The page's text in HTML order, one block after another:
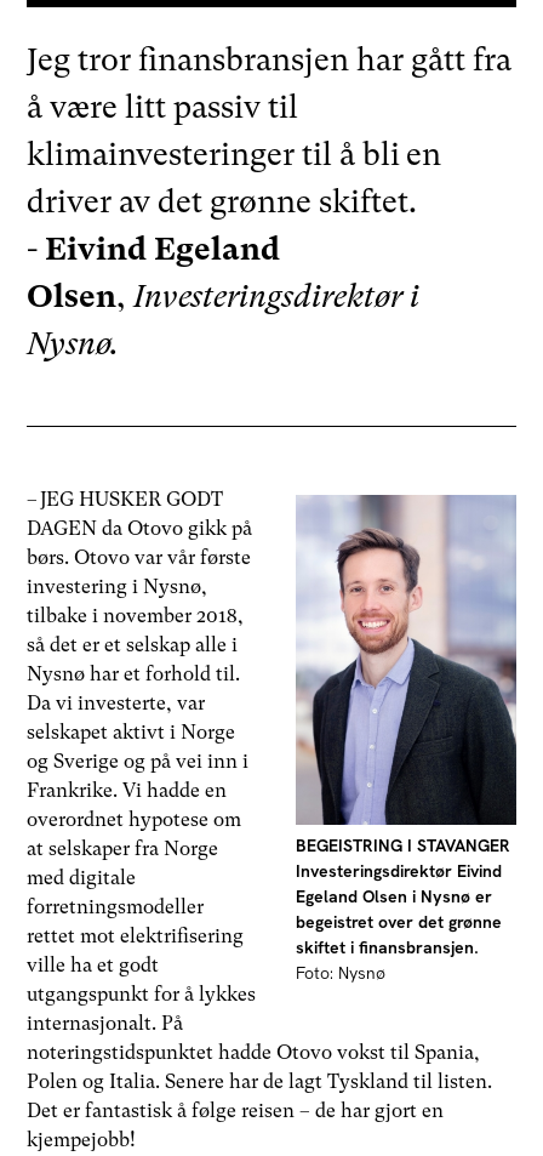
Jeg tror finansbransjen har gått fra
å være litt passiv til
klimainvesteringer til å bli en
driver av det grønne skiftet.
- Eivind Egeland
Olsen, Investeringsdirektør i
Nysnø.
BEGEISTRING I STAVANGER
Investeringsdirektør Eivind
Egeland Olsen i Nysnø er
begeistret over det grønne
skiftet i finansbransjen.
Foto: Nysnø
– JEG HUSKER GODT
DAGEN da Otovo gikk på
børs. Otovo var vår første
investering i Nysnø,
tilbake i november 2018,
så det er et selskap alle i
Nysnø har et forhold til.
Da vi investerte, var
selskapet aktivt i Norge
og Sverige og på vei inn i
Frankrike. Vi hadde en
overordnet hypotese om
at selskaper fra Norge
med digitale
forretningsmodeller
rettet mot elektrifisering
ville ha et godt
utgangspunkt for å lykkes
internasjonalt. På
noteringstidspunktet hadde Otovo vokst til Spania,
Polen og Italia. Senere har de lagt Tyskland til listen.
Det er fantastisk å følge reisen – de har gjort en
kjempejobb!